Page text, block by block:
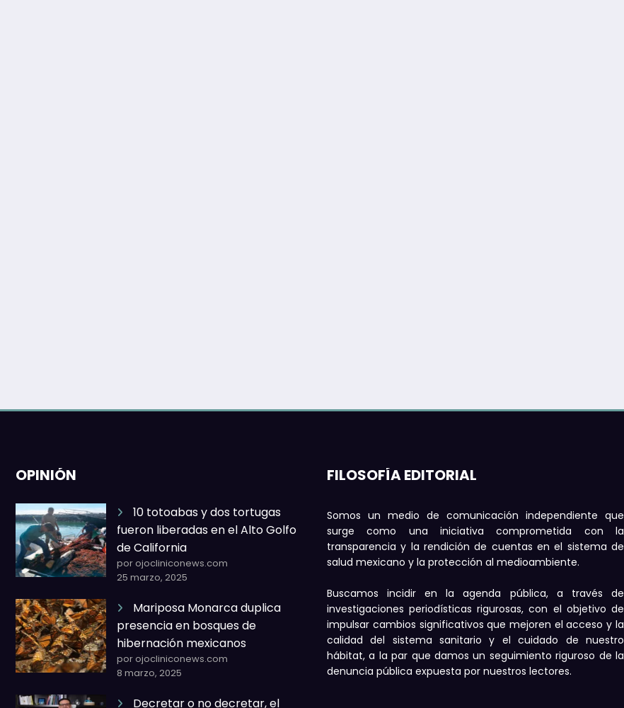
OPINIÓN
10 totoabas y dos tortugas
fueron liberadas en el Alto Golfo
de California
por ojocliniconews.com
25 marzo, 2025
Mariposa Monarca duplica
presencia en bosques de
hibernación mexicanos
por ojocliniconews.com
8 marzo, 2025
Decretar o no decretar, el
FILOSOFÍA EDITORIAL
Somos un medio de comunicación independiente que
surge como una iniciativa comprometida con la
transparencia y la rendición de cuentas en el sistema de
salud mexicano y la protección al medioambiente.
Buscamos incidir en la agenda pública, a través de
investigaciones periodísticas rigurosas, con el objetivo de
impulsar cambios significativos que mejoren el acceso y la
calidad del sistema sanitario y el cuidado de nuestro
hábitat, a la par que damos un seguimiento riguroso de la
denuncia pública expuesta por nuestros lectores.